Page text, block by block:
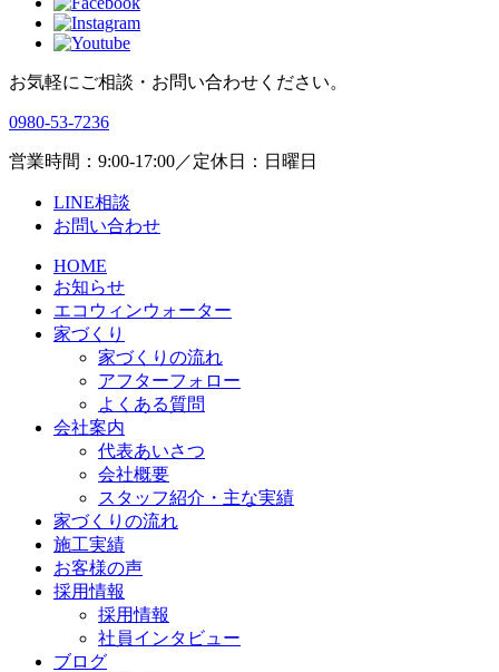
お気軽にご相談・お問い合わせください。
0980-53-7236
営業時間：9:00-17:00／定休日：日曜日
LINE相談
お問い合わせ
HOME
お知らせ
エコウィンウォーター
家づくり
家づくりの流れ
アフターフォロー
よくある質問
会社案内
代表あいさつ
会社概要
スタッフ紹介・主な実績
家づくりの流れ
施工実績
お客様の声
採用情報
採用情報
社員インタビュー
ブログ